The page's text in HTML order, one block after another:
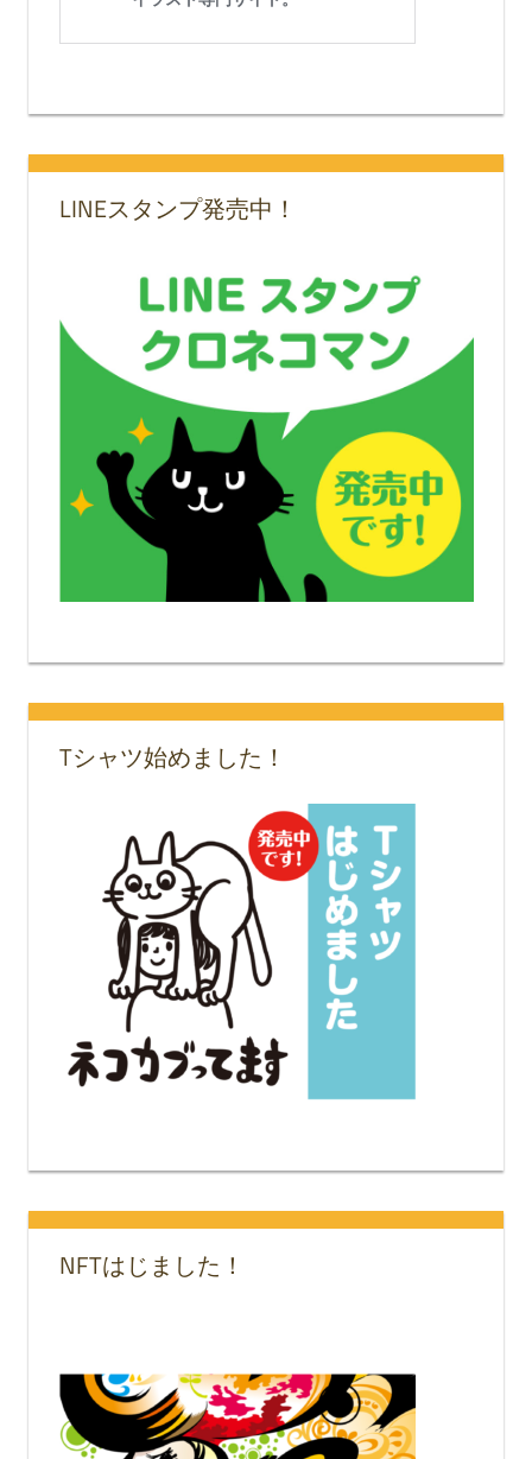
LINEスタンプ発売中！
Tシャツ始めました！
NFTはじました！